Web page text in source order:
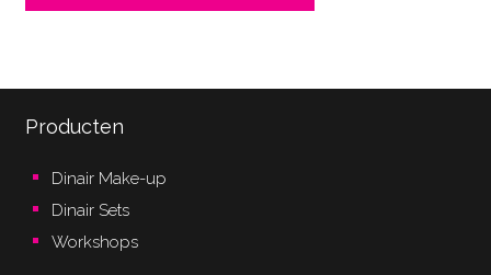
Producten
Dinair Make-up
Dinair Sets
Workshops